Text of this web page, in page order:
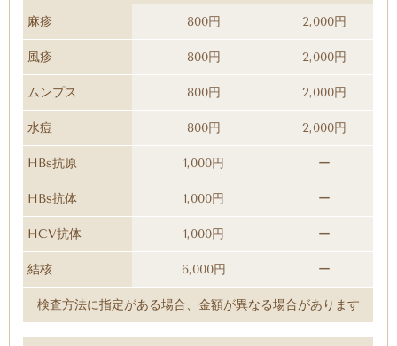
麻疹 800円 2,000円
風疹 800円 2,000円
ムンプス 800円 2,000円
水痘 800円 2,000円
HBs抗原 1,000円 ー
HBs抗体 1,000円 ー
HCV抗体 1,000円 ー
結核 6,000円 ー
検査方法に指定がある場合、金額が異なる場合があります